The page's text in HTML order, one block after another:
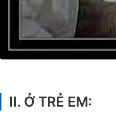
II. Ở TRẺ EM: